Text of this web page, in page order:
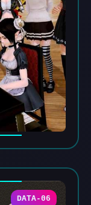
DATA-06